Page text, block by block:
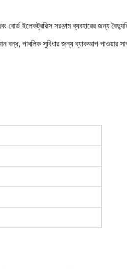
বোর্ড ইলেকট্রনিক্স সরঞ্জাম ব্যবহারের জন্য
বন্ধ, পাবলিক সুবিধার জন্য ব্যাকআপ পাওয়ার